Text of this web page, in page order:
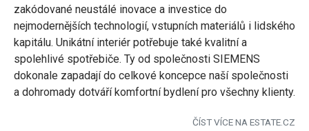
zakódované neustálé inovace a investice do
nejmodernějších technologií, vstupních materiálů i lidského
kapitálu. Unikátní interiér potřebuje také kvalitní a
spolehlivé spotřebiče. Ty od společnosti SIEMENS
dokonale zapadají do celkové koncepce naší společnosti
a dohromady dotváří komfortní bydlení pro všechny klienty.
ČÍST VÍCE NA ESTATE.CZ